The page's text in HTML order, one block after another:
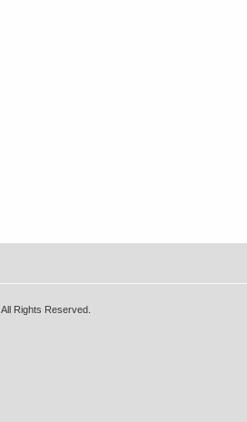
Rights Reserved.